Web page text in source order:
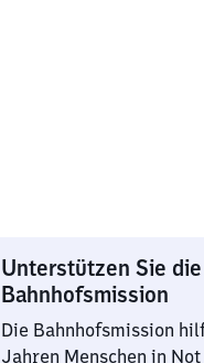
Unterstützen Sie
Bahnhofsmission
Die Bahnhofsmission
Jahren Menschen in